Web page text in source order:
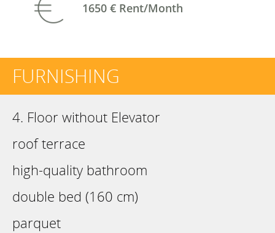
1650 € Rent/Month
FURNISHING
4. Floor without Elevator
roof terrace
high-quality bathroom
double bed (160 cm)
parquet